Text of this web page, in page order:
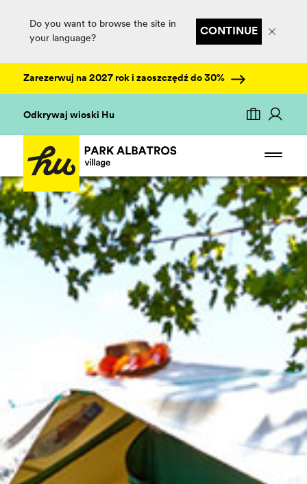
Do you want to browse the site in
your language?
CONTINUE
Zarezerwuj na 2027 rok i zaoszczędź do 30%
Odkrywaj wioski Hu